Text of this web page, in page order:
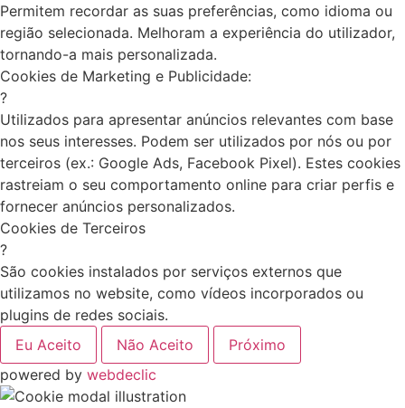
Permitem recordar as suas preferências, como idioma ou
região selecionada. Melhoram a experiência do utilizador,
tornando-a mais personalizada.
Cookies de Marketing e Publicidade:
?
Utilizados para apresentar anúncios relevantes com base
nos seus interesses. Podem ser utilizados por nós ou por
terceiros (ex.: Google Ads, Facebook Pixel). Estes cookies
rastreiam o seu comportamento online para criar perfis e
fornecer anúncios personalizados.
Cookies de Terceiros
?
São cookies instalados por serviços externos que
utilizamos no website, como vídeos incorporados ou
plugins de redes sociais.
Eu Aceito
Não Aceito
Próximo
powered by webdeclic